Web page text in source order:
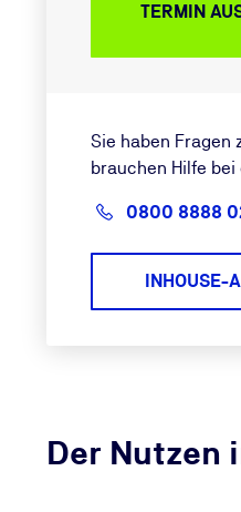
Der Nutzen
TERMIN
Sie haben Fragen
brauchen Hilfe bei
0800 8888
INHOUSE-